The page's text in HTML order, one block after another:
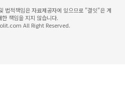
법적책임은 자료제공자에 있으므로 "결잇"은 계
한 책임을 지지 않습니다.
All Right Reserved.